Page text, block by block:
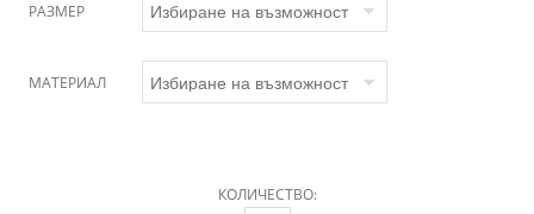
РАЗМЕР
МАТЕРИАЛ
КОЛИЧЕСТВО: